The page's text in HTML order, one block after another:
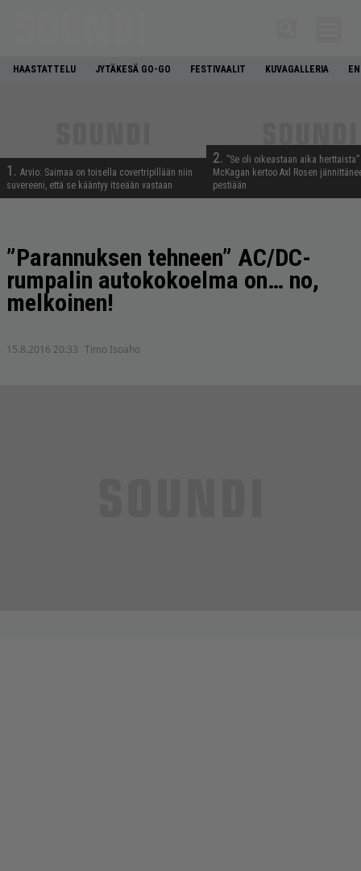
HAASTATTELU JYTÄKESÄ GO-GO FESTIVAALIT KUVAGALLERIA
1. Arvio: Saimaa on toisella covertripillään niin
suvereeni, että se kääntyy itseään vastaan
2. ”Se oli oikeastaan aika
McKagan kertoo Axl Rosen
pestiään
”Parannuksen tehneen” AC/DC-
rumpalin autokokoelma on… no,
melkoinen!
15.8.2016 20:33 Timo Isoaho